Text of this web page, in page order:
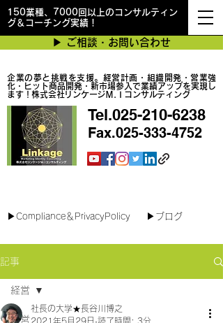
150業種、7000回以上のコンサルティン
グ＆コーチング実績！
企業の夢と挑戦を支援。経営計画・組織開発・営業強
化・ヒット商品開発・新市場参入で業績アップを実現し
ます！株式会社リンケージＭ.Ｉコンサルティング
▶︎ ご相談・お問い合わせ
Tel.025-210-6238
Fax.025-333-4752
▶︎Compliance＆PrivacyPolicy ▶︎ブログ
記事
経営
経営
社長の大学★長谷川博之
2021年5月29日 読了時間: 3分